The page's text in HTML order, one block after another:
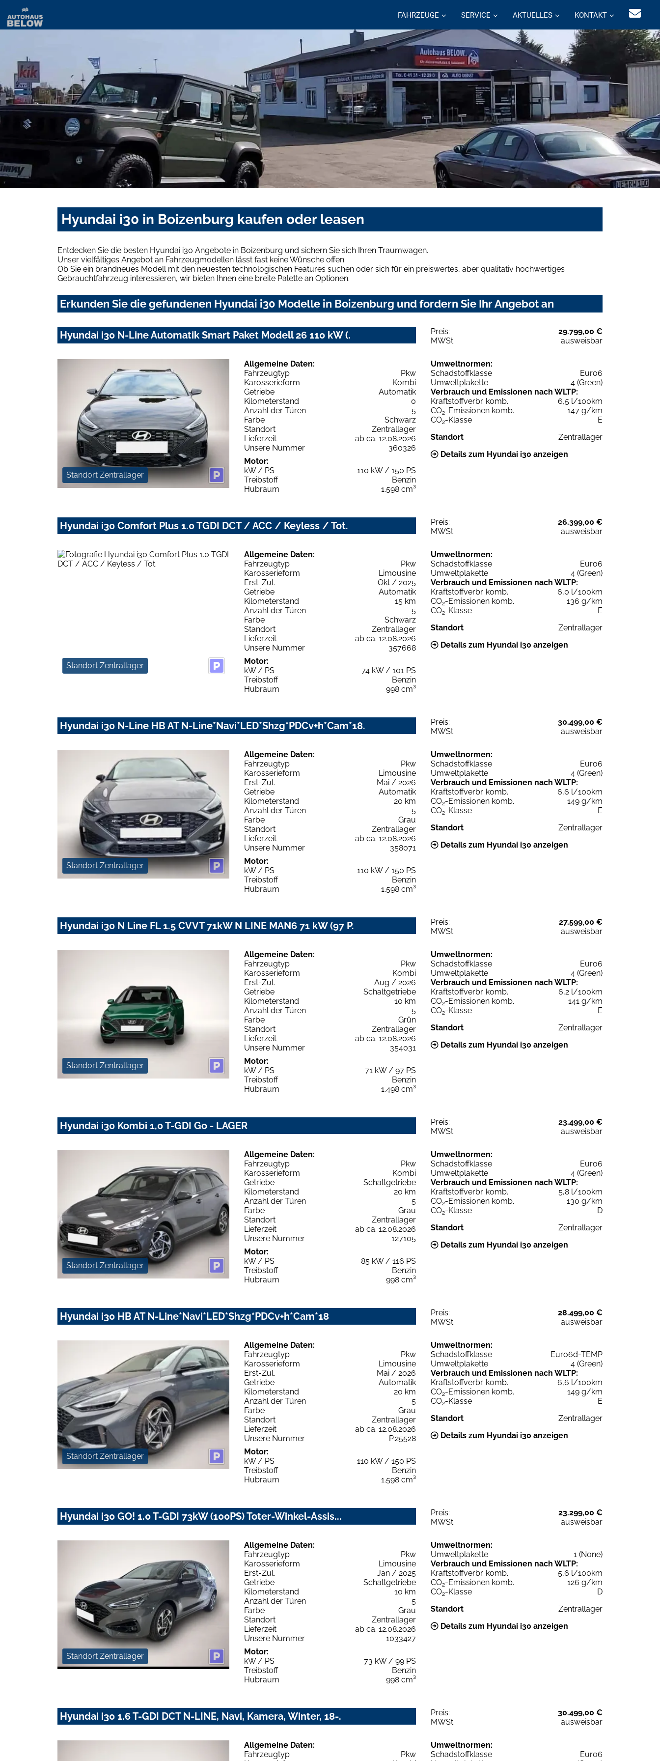
FAHRZEUGE SERVICE AKTUELLES KONTAKT
Hyundai i30 in Boizenburg kaufen oder leasen
Entdecken Sie die besten Hyundai i30 Angebote in Boizenburg und sichern Sie sich Ihren Traumwagen.
Unser vielfältiges Angebot an Fahrzeugmodellen lässt fast keine Wünsche offen.
Ob Sie ein brandneues Modell mit den neuesten technologischen Features suchen oder sich für ein preiswertes, aber qualitativ hochwertiges
Gebrauchtfahrzeug interessieren, wir bieten Ihnen eine breite Palette an Optionen.
Erkunden Sie die gefundenen Hyundai i30 Modelle in Boizenburg und fordern Sie Ihr Angebot an
Hyundai i30 N-Line Automatik Smart Paket Modell 26 110 kW (. Preis:
29.799,00 €
MWSt:
ausweisbar
Standort Zentrallager
Allgemeine Daten:
Fahrzeugtyp
Pkw
Karosserieform
Kombi
Getriebe
Automatik
Kilometerstand
0
Anzahl der Türen
5
Farbe
Schwarz
Standort
Zentrallager
Lieferzeit
ab ca. 12.08.2026
Unsere Nummer
360326
Motor:
kW / PS
110 kW / 150 PS
Treibstoff
Benzin
Hubraum
1.598 cm³
Umweltnormen:
Schadstoffklasse
Euro6
Umweltplakette
4 (Green)
Verbrauch und Emissionen nach WLTP:
Kraftstoffverbr. komb.
6,5 l/100km
CO2-Emissionen komb.
147 g/km
CO2-Klasse
E
Standort
Zentrallager
Details zum Hyundai i30 anzeigen
Hyundai i30 Comfort Plus 1.0 TGDI DCT / ACC / Keyless / Tot. Preis:
26.399,00 €
MWSt:
ausweisbar
Standort Zentrallager
Allgemeine Daten:
Fahrzeugtyp
Pkw
Karosserieform
Limousine
Erst-Zul.
Okt / 2025
Getriebe
Automatik
Kilometerstand
15 km
Anzahl der Türen
5
Farbe
Schwarz
Standort
Zentrallager
Lieferzeit
ab ca. 12.08.2026
Unsere Nummer
357668
Motor:
kW / PS
74 kW / 101 PS
Treibstoff
Benzin
Hubraum
998 cm³
Umweltnormen:
Schadstoffklasse
Euro6
Umweltplakette
4 (Green)
Verbrauch und Emissionen nach WLTP:
Kraftstoffverbr. komb.
6,0 l/100km
CO2-Emissionen komb.
136 g/km
CO2-Klasse
E
Standort
Zentrallager
Details zum Hyundai i30 anzeigen
Hyundai i30 N-Line HB AT N-Line*Navi*LED*Shzg*PDCv+h*Cam*18. Preis:
30.499,00 €
MWSt:
ausweisbar
Standort Zentrallager
Allgemeine Daten:
Fahrzeugtyp
Pkw
Karosserieform
Limousine
Erst-Zul.
Mai / 2026
Getriebe
Automatik
Kilometerstand
20 km
Anzahl der Türen
5
Farbe
Grau
Standort
Zentrallager
Lieferzeit
ab ca. 12.08.2026
Unsere Nummer
358071
Motor:
kW / PS
110 kW / 150 PS
Treibstoff
Benzin
Hubraum
1.598 cm³
Umweltnormen:
Schadstoffklasse
Euro6
Umweltplakette
4 (Green)
Verbrauch und Emissionen nach WLTP:
Kraftstoffverbr. komb.
6,6 l/100km
CO2-Emissionen komb.
149 g/km
CO2-Klasse
E
Standort
Zentrallager
Details zum Hyundai i30 anzeigen
Hyundai i30 N Line FL 1.5 CVVT 71kW N LINE MAN6 71 kW (97 P. Preis:
27.599,00 €
MWSt:
ausweisbar
Standort Zentrallager
Allgemeine Daten:
Fahrzeugtyp
Pkw
Karosserieform
Kombi
Erst-Zul.
Aug / 2026
Getriebe
Schaltgetriebe
Kilometerstand
10 km
Anzahl der Türen
5
Farbe
Grün
Standort
Zentrallager
Lieferzeit
ab ca. 12.08.2026
Unsere Nummer
354031
Motor:
kW / PS
71 kW / 97 PS
Treibstoff
Benzin
Hubraum
1.498 cm³
Umweltnormen:
Schadstoffklasse
Euro6
Umweltplakette
4 (Green)
Verbrauch und Emissionen nach WLTP:
Kraftstoffverbr. komb.
6,2 l/100km
CO2-Emissionen komb.
141 g/km
CO2-Klasse
E
Standort
Zentrallager
Details zum Hyundai i30 anzeigen
Hyundai i30 Kombi 1,0 T-GDI Go - LAGER Preis:
23.499,00 €
MWSt:
ausweisbar
Standort Zentrallager
Allgemeine Daten:
Fahrzeugtyp
Pkw
Karosserieform
Kombi
Getriebe
Schaltgetriebe
Kilometerstand
20 km
Anzahl der Türen
5
Farbe
Grau
Standort
Zentrallager
Lieferzeit
ab ca. 12.08.2026
Unsere Nummer
127105
Motor:
kW / PS
85 kW / 116 PS
Treibstoff
Benzin
Hubraum
998 cm³
Umweltnormen:
Schadstoffklasse
Euro6
Umweltplakette
4 (Green)
Verbrauch und Emissionen nach WLTP:
Kraftstoffverbr. komb.
5,8 l/100km
CO2-Emissionen komb.
130 g/km
CO2-Klasse
D
Standort
Zentrallager
Details zum Hyundai i30 anzeigen
Hyundai i30 HB AT N-Line*Navi*LED*Shzg*PDCv+h*Cam*18 Preis:
28.499,00 €
MWSt:
ausweisbar
Standort Zentrallager
Allgemeine Daten:
Fahrzeugtyp
Pkw
Karosserieform
Limousine
Erst-Zul.
Mai / 2026
Getriebe
Automatik
Kilometerstand
20 km
Anzahl der Türen
5
Farbe
Grau
Standort
Zentrallager
Lieferzeit
ab ca. 12.08.2026
Unsere Nummer
P.25528
Motor:
kW / PS
110 kW / 150 PS
Treibstoff
Benzin
Hubraum
1.598 cm³
Umweltnormen:
Schadstoffklasse
Euro6d-TEMP
Umweltplakette
4 (Green)
Verbrauch und Emissionen nach WLTP:
Kraftstoffverbr. komb.
6,6 l/100km
CO2-Emissionen komb.
149 g/km
CO2-Klasse
E
Standort
Zentrallager
Details zum Hyundai i30 anzeigen
Hyundai i30 GO! 1.0 T-GDI 73kW (100PS) Toter-Winkel-Assis... Preis:
23.299,00 €
MWSt:
ausweisbar
Standort Zentrallager
Allgemeine Daten:
Fahrzeugtyp
Pkw
Karosserieform
Limousine
Erst-Zul.
Jan / 2025
Getriebe
Schaltgetriebe
Kilometerstand
10 km
Anzahl der Türen
5
Farbe
Grau
Standort
Zentrallager
Lieferzeit
ab ca. 12.08.2026
Unsere Nummer
1033427
Motor:
kW / PS
73 kW / 99 PS
Treibstoff
Benzin
Hubraum
998 cm³
Umweltnormen:
Umweltplakette
1 (None)
Verbrauch und Emissionen nach WLTP:
Kraftstoffverbr. komb.
5,6 l/100km
CO2-Emissionen komb.
126 g/km
CO2-Klasse
D
Standort
Zentrallager
Details zum Hyundai i30 anzeigen
Hyundai i30 1.6 T-GDI DCT N-LINE, Navi, Kamera, Winter, 18-. Preis:
30.499,00 €
MWSt:
ausweisbar
Allgemeine Daten:
Fahrzeugtyp
Pkw
Umweltnormen:
Schadstoffklasse
Euro6